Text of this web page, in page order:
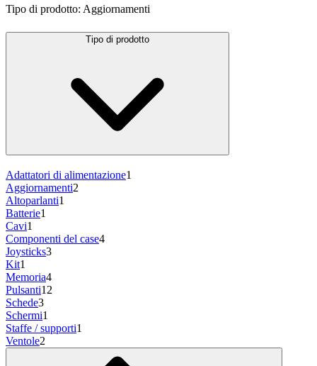
Tipo di prodotto: Aggiornamenti
Tipo di prodotto
Adattatori di alimentazione1
Aggiornamenti2
Altoparlanti1
Batterie1
Cavi1
Componenti del case4
Joysticks3
Kit1
Memoria4
Pulsanti12
Schede3
Schermi1
Staffe / supporti1
Ventole2